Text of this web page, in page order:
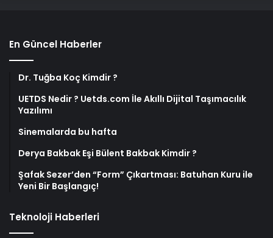
En Güncel Haberler
Dr. Tuğba Koç Kimdir ?
UETDS Nedir ? Uetds.com İle Akıllı Dijital Taşımacılık
Yazılımı
Sinemalarda bu hafta
Derya Bakbak Eşi Bülent Bakbak Kimdir ?
Şafak Sezer’den “Form” Çıkartması: Batuhan Kuru ile
Yeni Bir Başlangıç!
Teknoloji Haberleri